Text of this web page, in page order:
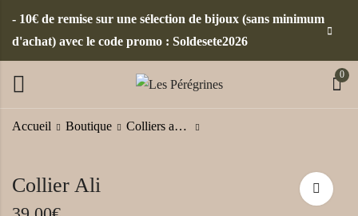
- 10€ de remise sur une sélection de bijoux (sans minimum
d'achat) avec le code promo : Soldesete2026
0
Accueil Boutique Colliers africains
Boucles d'oreilles strass
créolesAïma (or blanc)
Coffret parure bijoux
africains Moyemba (4
couleurs disponibles)
Collier Ali